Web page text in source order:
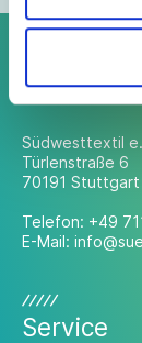
Kontakt
Südwesttextil
Türlenstraße 6
70191 Stuttgart
Telefon: +49
E-Mail:
Service